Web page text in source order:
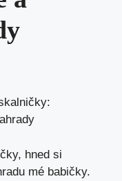
hned si
mé babičky.